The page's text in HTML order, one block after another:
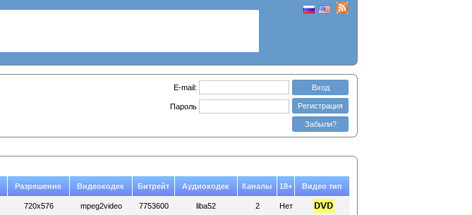
E-mail: Вход
Пароль Регистрация
Забыли?
Разрешение Видеокодек Битрейт Аудиокодек Каналы 18+ Видео тип
720x576 mpeg2video 7753600 liba52 2 Нет